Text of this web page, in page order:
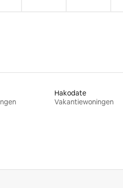
Hakodate
Vakantiewoningen